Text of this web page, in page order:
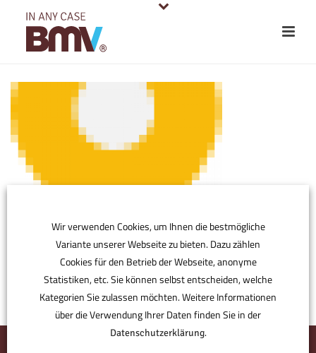
Wir verwenden Cookies, um Ihnen die bestmögliche
Variante unserer Webseite zu bieten. Dazu zählen
Cookies für den Betrieb der Webseite, anonyme
Statistiken, etc. Sie können selbst entscheiden, welche
Kategorien Sie zulassen möchten. Weitere Informationen
über die Verwendung Ihrer Daten finden Sie in der
Datenschutzerklärung.